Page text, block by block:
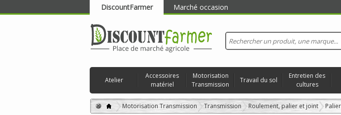
DiscountFarmer Marché occasion
RECHERCHER
Atelier
Accessoires
matériel
Motorisation
Transmission
Travail du sol
Entretien des
cultures
Motorisation Transmission Transmission Roulement, palier et joint